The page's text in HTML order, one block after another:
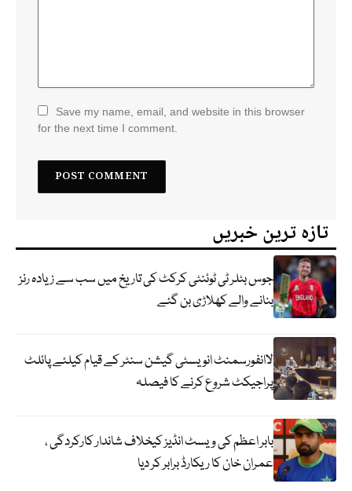
Save my name, email, and website in this browser
for the next time I comment.
تازہ ترین خبریں
جوس بٹلر ٹی ٹوئنٹی کرکٹ کی تاریخ میں سب سے زیادہ رنز
بنانے والے کھلاڑی بن گئے
لاانفورسمنٹ انویسٹی گیشن سنٹر کے قیام کیلئے پائلٹ
پراجیکٹ شروع کرنے کا فیصلہ
بابر اعظم کی ویسٹ انڈیز کیخلاف شاندار کارکردگی ،
عمران خان کا ریکارڈ برابر کر دیا